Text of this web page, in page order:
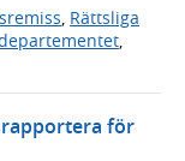
, Rättsliga
,
för